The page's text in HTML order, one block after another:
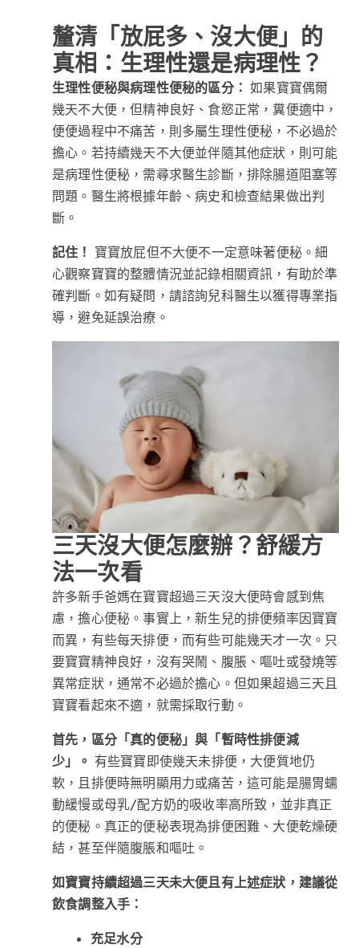
釐清「放屁多、沒大便」的
真相：生理性還是病理性？
生理性便秘與病理性便秘的區分： 如果寶寶偶爾
幾天不大便，但精神良好、食慾正常，糞便適中，
便便過程中不痛苦，則多屬生理性便秘，不必過於
擔心。若持續幾天不大便並伴隨其他症狀，則可能
是病理性便秘，需尋求醫生診斷，排除腸道阻塞等
問題。醫生將根據年齡、病史和檢查結果做出判
斷。
記住！ 寶寶放屁但不大便不一定意味著便秘。細
心觀察寶寶的整體情況並記錄相關資訊，有助於準
確判斷。如有疑問，請諮詢兒科醫生以獲得專業指
導，避免延誤治療。
三天沒大便怎麼辦？舒緩方
法一次看
許多新手爸媽在寶寶超過三天沒大便時會感到焦
慮，擔心便秘。事實上，新生兒的排便頻率因寶寶
而異，有些每天排便，而有些可能幾天才一次。只
要寶寶精神良好，沒有哭鬧、腹脹、嘔吐或發燒等
異常症狀，通常不必過於擔心。但如果超過三天且
寶寶看起來不適，就需採取行動。
首先，區分「真的便秘」與「暫時性排便減
少」。 有些寶寶即使幾天未排便，大便質地仍
軟，且排便時無明顯用力或痛苦，這可能是腸胃蠕
動緩慢或母乳/配方奶的吸收率高所致，並非真正
的便秘。真正的便秘表現為排便困難、大便乾燥硬
結，甚至伴隨腹脹和嘔吐。
如寶寶持續超過三天未大便且有上述症狀，建議從
飲食調整入手：
充足水分